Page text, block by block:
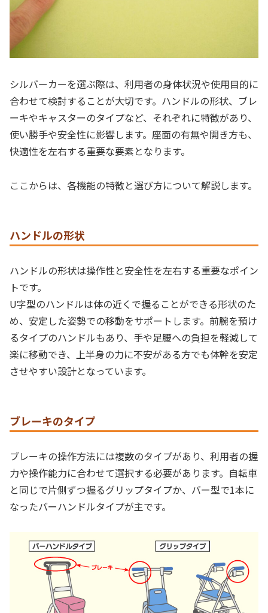
シルバーカーを選ぶ際は、利用者の身体状況や使用目的に
合わせて検討することが大切です。ハンドルの形状、ブレ
ーキやキャスターのタイプなど、それぞれに特徴があり、
使い勝手や安全性に影響します。座面の有無や開き方も、
快適性を左右する重要な要素となります。
ここからは、各機能の特徴と選び方について解説します。
ハンドルの形状
ハンドルの形状は操作性と安全性を左右する重要なポイン
トです。
U字型のハンドルは体の近くで握ることができる形状のた
め、安定した姿勢での移動をサポートします。前腕を預け
るタイプのハンドルもあり、手や足腰への負担を軽減して
楽に移動でき、上半身の力に不安がある方でも体幹を安定
させやすい設計となっています。
ブレーキのタイプ
ブレーキの操作方法には複数のタイプがあり、利用者の握
力や操作能力に合わせて選択する必要があります。自転車
と同じで片側ずつ握るグリップタイプか、バー型で1本に
なったバーハンドルタイプが主です。